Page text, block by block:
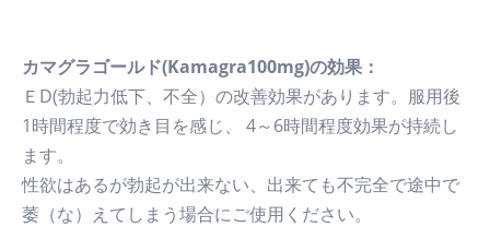
カマグラゴールド(Kamagra100mg)の効果：
ＥD(勃起力低下、不全）の改善効果があります。服用後
1時間程度で効き目を感じ、 4～6時間程度効果が持続し
ます。
性欲はあるが勃起が出来ない、出来ても不完全で途中で
萎（な）えてしまう場合にご使用ください。